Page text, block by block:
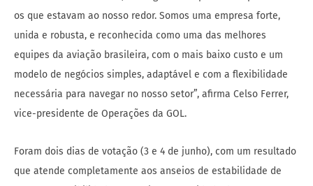
os que estavam ao nosso redor. Somos uma empresa forte,
unida e robusta, e reconhecida como uma das melhores
equipes da aviação brasileira, com o mais baixo custo e um
modelo de negócios simples, adaptável e com a flexibilidade
necessária para navegar no nosso setor”, afirma Celso Ferrer,
vice-presidente de Operações da GOL.
Foram dois dias de votação (3 e 4 de junho), com um resultado
que atende completamente aos anseios de estabilidade de